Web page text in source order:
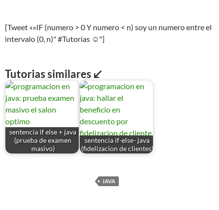
[Tweet «»IF (numero > 0 Y numero < n) soy un numero entre el
intervalo (0, n)" #Tutorias ☺"]
Tutorias similares ↙
sentencia if else + java
(prueba de examen
masivo)
sentencia if-else- java
(fidelizacion de clientes)
JAVA